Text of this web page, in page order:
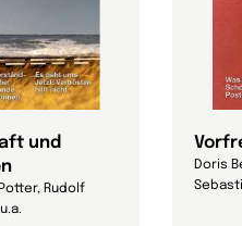
und
Rudolf
Doris